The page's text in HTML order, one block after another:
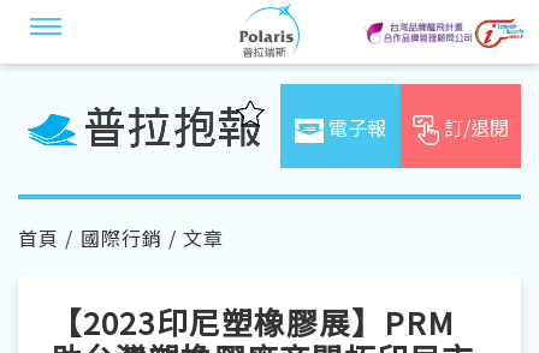
電子報 訂/退閱
首頁 / 國際行銷 / 文章
【2023印尼塑橡膠展】PRM